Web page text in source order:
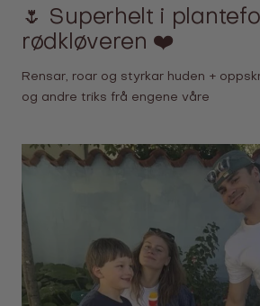
🌷 Superhelt i
rødkløveren ❤️
Rensar, roar og styrkar huden +
og andre triks frå engene våre